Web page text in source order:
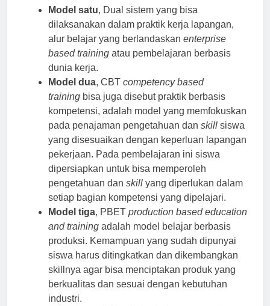
Model satu, Dual sistem yang bisa
dilaksanakan dalam praktik kerja lapangan,
alur belajar yang berlandaskan enterprise
based training atau pembelajaran berbasis
dunia kerja.
Model dua, CBT competency based
training bisa juga disebut praktik berbasis
kompetensi, adalah model yang memfokuskan
pada penajaman pengetahuan dan skill siswa
yang disesuaikan dengan keperluan lapangan
pekerjaan. Pada pembelajaran ini siswa
dipersiapkan untuk bisa memperoleh
pengetahuan dan skill yang diperlukan dalam
setiap bagian kompetensi yang dipelajari.
Model tiga, PBET production based education
and training adalah model belajar berbasis
produksi. Kemampuan yang sudah dipunyai
siswa harus ditingkatkan dan dikembangkan
skillnya agar bisa menciptakan produk yang
berkualitas dan sesuai dengan kebutuhan
industri.